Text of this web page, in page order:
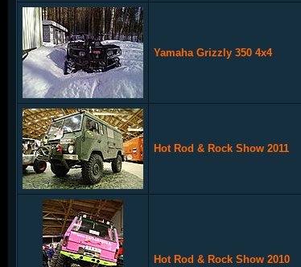
Yamaha Grizzly 350 4x4
Hot Rod & Rock Show 2011
Hot Rod & Rock Show 2010